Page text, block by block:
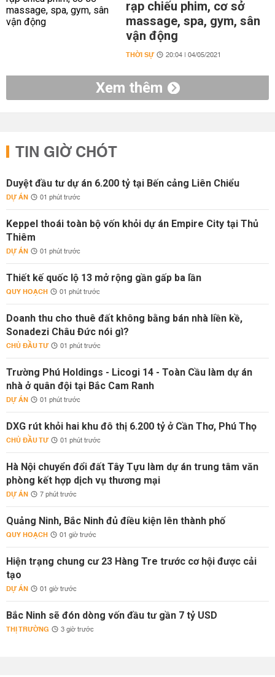
rạp chiếu phim, cơ sở
massage, spa, gym, sân
vận động
THỜI SỰ 20:04 | 04/05/2021
Xem thêm
TIN GIỜ CHÓT
Duyệt đầu tư dự án 6.200 tỷ tại Bến cảng Liên Chiểu
DỰ ÁN 01 phút trước
Keppel thoái toàn bộ vốn khỏi dự án Empire City tại Thủ
Thiêm
DỰ ÁN 01 phút trước
Thiết kế quốc lộ 13 mở rộng gần gấp ba lần
QUY HOẠCH 01 phút trước
Doanh thu cho thuê đất không bằng bán nhà liền kề,
Sonadezi Châu Đức nói gì?
CHỦ ĐẦU TƯ 01 phút trước
Trường Phú Holdings - Licogi 14 - Toàn Cầu làm dự án
nhà ở quân đội tại Bắc Cam Ranh
DỰ ÁN 01 phút trước
DXG rút khỏi hai khu đô thị 6.200 tỷ ở Cần Thơ, Phú Thọ
CHỦ ĐẦU TƯ 01 phút trước
Hà Nội chuyển đổi đất Tây Tựu làm dự án trung tâm văn
phòng kết hợp dịch vụ thương mại
DỰ ÁN 7 phút trước
Quảng Ninh, Bắc Ninh đủ điều kiện lên thành phố
QUY HOẠCH 01 giờ trước
Hiện trạng chung cư 23 Hàng Tre trước cơ hội được cải
tạo
DỰ ÁN 01 giờ trước
Bắc Ninh sẽ đón dòng vốn đầu tư gần 7 tỷ USD
THỊ TRƯỜNG 3 giờ trước